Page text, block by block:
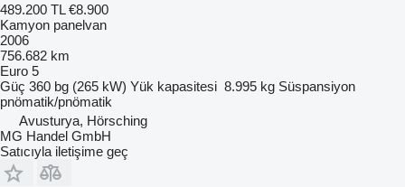
489.200 TL €8.900
Kamyon panelvan
2006
756.682 km
Euro 5
Güç 360 bg (265 kW) Yük kapasitesi 8.995 kg Süspansiyon
pnömatik/pnömatik
Avusturya, Hörsching
MG Handel GmbH
Satıcıyla iletişime geç